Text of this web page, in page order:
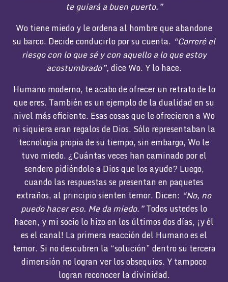
te guiará a buen puerto.”
Wo tiene miedo y le ordena al hombre que abandone
su barco. Decide conducirlo por su cuenta. “Correré el
riesgo con lo que sé y con aquello a lo que estoy
acostumbrado”,dice Wo. Y lo hace.
Humano moderno, te acabo de ofrecer un retrato de lo
que eres. También es un ejemplo de la dualidad en su
nivel más eficiente. Esas cosas que le ofrecieron a Wo
ni siquiera eran regalos de Dios. Sólo representaban la
tecnología propia de su tiempo, sin embargo, Wo le
tuvo miedo. ¿Cuántas veces han caminado por el
sendero pidiéndole a Dios que los ayude? Luego,
cuando las respuestas se presentan en paquetes
extraños, al principio sienten temor. Dicen: “No, no
puedo hacer eso. Me da miedo.”Todos ustedes lo
hacen, y mi socio lo hizo en los últimos dos días, ¡y él
es el canal! La primera reacción del Humano es el
temor. Si no descubren la “solución” dentro su tercera
dimensión no logran ver los obsequios. Y tampoco
logran reconocer la divinidad.